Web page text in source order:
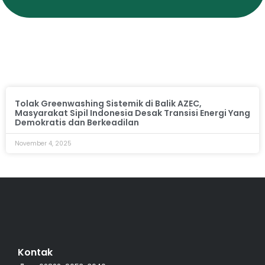
Tolak Greenwashing Sistemik di Balik AZEC,
Masyarakat Sipil Indonesia Desak Transisi Energi Yang
Demokratis dan Berkeadilan
November 4, 2025
Kontak